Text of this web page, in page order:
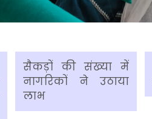
सैकड़ों की संख्या में
नागरिकों ने उठाया
लाभ